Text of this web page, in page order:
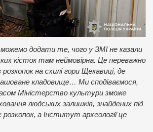
можемо додати те, чого у ЗМІ не казали
кісток там неймовірна. Це переважно
розкопок на схилі гори Щекавиці, де
кладовище… Ми сподіваємося,
Міністерство культури зможе
людських залишків, знайдених під
розкопок, а Інститут археології це